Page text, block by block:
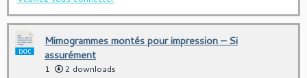
Mimogrammes montés pour impression – Si
assurément
1 2 downloads